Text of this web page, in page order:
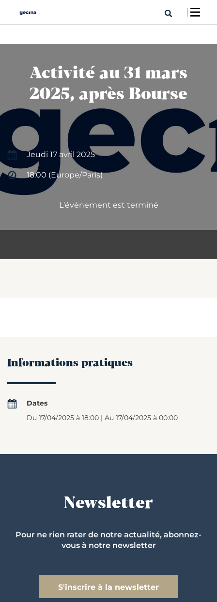
Activité au 31 mars
2025, après Bourse
Jeudi 17 avril 2025
18:00 (Europe/Paris)
L'évènement est terminé
Informations pratiques
Dates
Du 17/04/2025 à 18:00 | Au 17/04/2025 à 00:00
Newsletter
Pour ne rien rater de notre actualité, abonnez-
vous à notre newsletter
S'inscrire à la newsletter